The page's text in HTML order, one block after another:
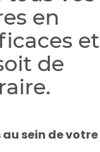
en
et
de
sein de votre